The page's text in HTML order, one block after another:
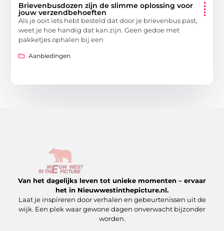
Brievenbusdozen zijn de slimme oplossing voor
jouw verzendbehoeften
Als je ooit iets hebt besteld dat door je brievenbus past,
weet je hoe handig dat kan zijn. Geen gedoe met
pakketjes ophalen bij een
Aanbiedingen
Van het dagelijks leven tot unieke momenten – ervaar
het in Nieuwwestinthepicture.nl.
Laat je inspireren door verhalen en gebeurtenissen uit de
wijk. Een plek waar gewone dagen onverwacht bijzonder
worden.